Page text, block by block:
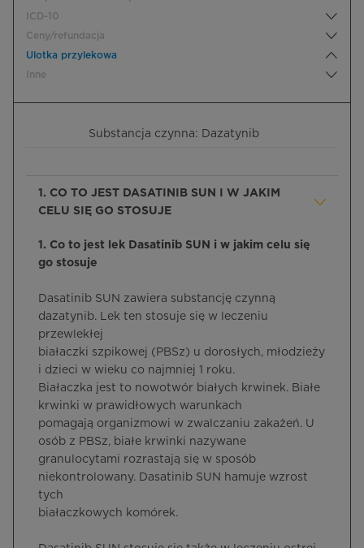
ICD-10
Ceny/refundacja
Ulotka przylekowa
Inne
Substancja czynna: Dazatynib
1. CO TO JEST DASATINIB SUN I W JAKIM
CELU SIĘ GO STOSUJE
1. Co to jest lek Dasatinib SUN i w jakim celu się
go stosuje
Dasatinib SUN zawiera substancję czynną
dazatynib. Lek ten stosuje się w leczeniu
przewlekłej
białaczki szpikowej (PBSz) u dorosłych, młodzieży
i dzieci w wieku co najmniej 1 roku.
Białaczka jest to nowotwór białych krwinek. Białe
krwinki w prawidłowych warunkach
pomagają organizmowi w zwalczaniu zakażeń. U
osób z PBSz, białe krwinki nazywane
granulocytami rozrastają się w sposób
niekontrolowany. Dasatinib SUN hamuje wzrost
tych
białaczkowych komórek.